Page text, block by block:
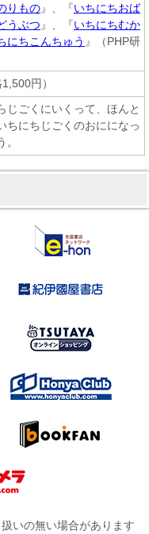
りもの』、『いちにちおば
うぶつ 』、『いちにちむか
にちこんちゅう 』（PHP研
円）
じごくにいくって、ほんと
にちじごくのおにになっ
いの無い場合があります